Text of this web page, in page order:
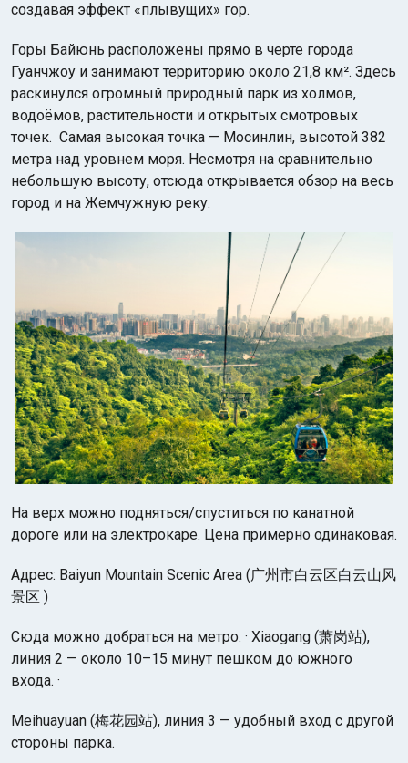
создавая эффект «плывущих» гор.
Горы Байюнь расположены прямо в черте города
Гуанчжоу и занимают территорию около 21,8 км². Здесь
раскинулся огромный природный парк из холмов,
водоёмов, растительности и открытых смотровых
точек. Самая высокая точка — Мосинлин, высотой 382
метра над уровнем моря. Несмотря на сравнительно
небольшую высоту, отсюда открывается обзор на весь
город и на Жемчужную реку.
На верх можно подняться/спуститься по канатной
дороге или на электрокаре. Цена примерно одинаковая.
Адрес: Baiyun Mountain Scenic Area (广州市白云区白云山风
景区 )
Сюда можно добраться на метро: · Xiaogang (萧岗站),
линия 2 — около 10–15 минут пешком до южного
входа. ·
Meihuayuan (梅花园站), линия 3 — удобный вход с другой
стороны парка.